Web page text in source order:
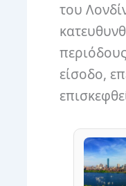
του
είσοδο,